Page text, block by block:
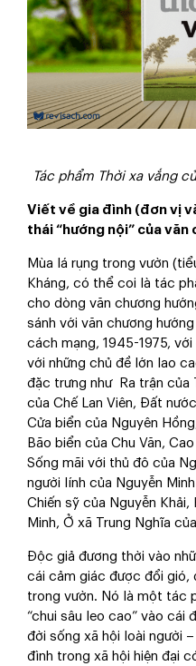
Tác phẩm Thời xa vắng
Viết về gia đình (đơn vị
thái “hướng nội” của
Mùa lá rụng trong vườn
Kháng, có thể coi là tác
cho dòng văn chương
sánh với văn chương
cách mạng, 1945-1975,
với những chủ đề lớn lao
đặc trưng như Ra trận của
của Chế Lan Viên, Đất
Cửa biển của Nguyên
Bão biển của Chu Văn,
Sống mãi với thủ đô của
người lính của Nguyễn
Chiến sỹ của Nguyễn Khải,
Minh, Ở xã Trung Nghĩa
Độc giả đương thời vào
cái cảm giác được đổi gió,
trong vườn. Nó là một tác
“chui sâu leo cao” vào cái
đời sống xã hội loài người
đình trong xã hội hiện đại